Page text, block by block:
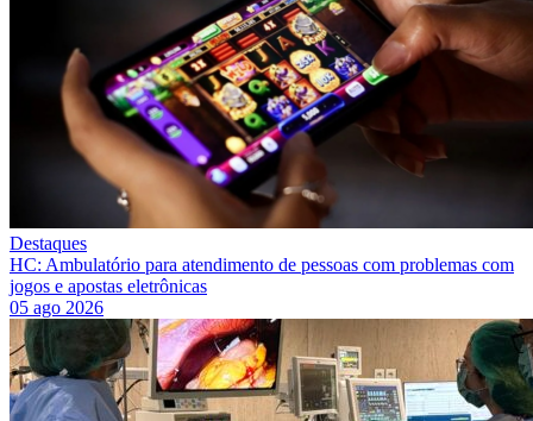
Destaques
HC: Ambulatório para atendimento de pessoas com problemas com
jogos e apostas eletrônicas
05 ago 2026